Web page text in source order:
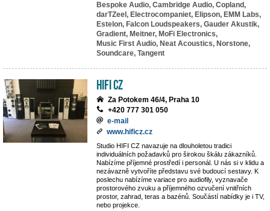
Bespoke Audio, Cambridge Audio, Copland,
darTZeel, Electrocompaniet, Elipson, EMM Labs,
Estelon, Falcon Loudspeakers, Gauder Akustik,
Gradient, Meitner, MoFi Electronics,
Music First Audio, Neat Acoustics, Norstone,
Soundcare, Tangent
HIFI CZ
Za Potokem 46/4, Praha 10
+420 777 301 050
e-mail
www.hificz.cz
Studio HIFI CZ navazuje na dlouholetou tradici
individuálních požadavků pro širokou škálu zákazníků.
Nabízíme příjemné prostředí i personál. U nás si v klidu a
nezávazně vytvoříte představu své budoucí sestavy. K
poslechu nabízíme variace pro audiofily, vyznavače
prostorového zvuku a příjemného ozvučení vnitřních
prostor, zahrad, teras a bazénů. Součástí nabídky je i TV,
nebo projekce.